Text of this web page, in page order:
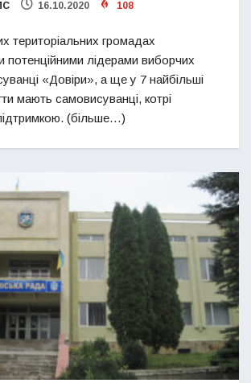
16.10.2020 108
територіальних громадах
потенційними лідерами виборчих
«Довіри», а ще у 7 найбільші
мають самовисуванці, котрі
(більше…)